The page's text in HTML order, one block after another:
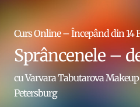
Curs Online – Începând din 14
Sprâncenele –
cu Varvara Tabutarova
Petersburg